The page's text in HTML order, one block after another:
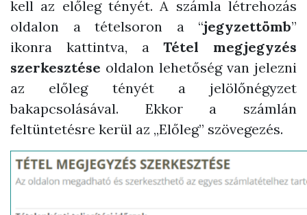
kell az előleg tényét.A számla létrehozás
oldalon a tételsoron a “jegyzettömb”
ikonra kattintva, aTétel megjegyzés
szerkesztése oldalon lehetőség van jelezni
az előleg tényét a jelölőnégyzet
bakapcsolásával. Ekkor a számlán
feltüntetésre kerül az „Előleg” szövegezés.